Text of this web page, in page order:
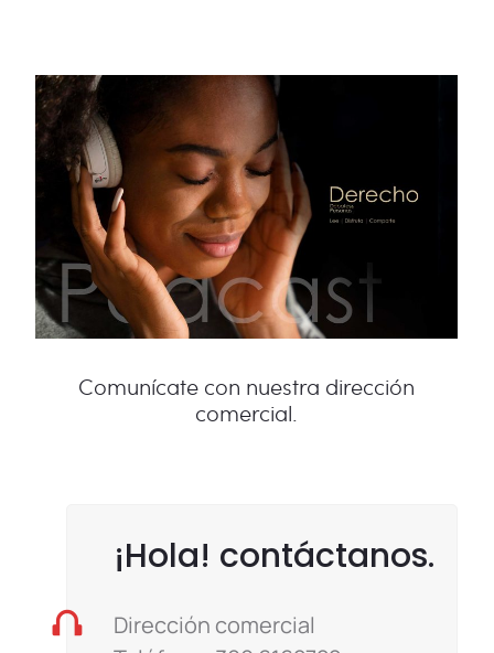
Comunícate con nuestra dirección
comercial.
¡Hola! contáctanos.
Dirección comercial